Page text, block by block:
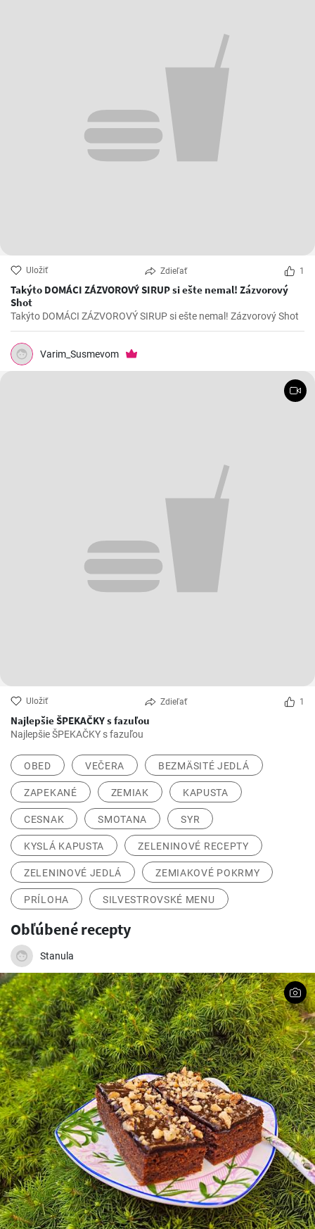
Uložiť Zdieľať 1
Takýto DOMÁCI ZÁZVOROVÝ SIRUP si ešte nemal! Zázvorový
Shot
Takýto DOMÁCI ZÁZVOROVÝ SIRUP si ešte nemal! Zázvorový Shot
Varim_Susmevom
Uložiť Zdieľať 1
Najlepšie ŠPEKAČKY s fazuľou
Najlepšie ŠPEKAČKY s fazuľou
OBED VEČERA BEZMÄSITÉ JEDLÁ
ZAPEKANÉ ZEMIAK KAPUSTA
CESNAK SMOTANA SYR
KYSLÁ KAPUSTA ZELENINOVÉ RECEPTY
ZELENINOVÉ JEDLÁ ZEMIAKOVÉ POKRMY
PRÍLOHA SILVESTROVSKÉ MENU
Obľúbené recepty
Stanula